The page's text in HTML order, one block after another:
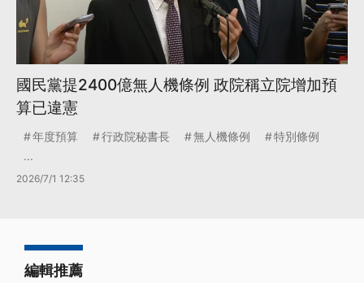
國民黨提2400億無人機條例 政院稱立院增加預
算已違憲
年度預算 行政院秘書長 無人機條例
特別條例
...
2026/7/1 12:35
編輯推薦